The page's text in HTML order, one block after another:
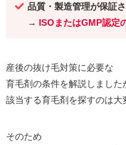
品質・製造管理が保証
→ ISOまたはGMP認定
産後の抜け毛対策に必要な
育毛剤の条件を解説しました
該当する育毛剤を探すのは大
そのため